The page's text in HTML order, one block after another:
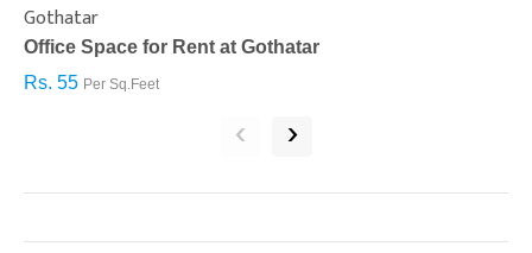
Gothatar
Office Space for Rent at Gothatar
Rs. 55 Per Sq.Feet
‹ ›